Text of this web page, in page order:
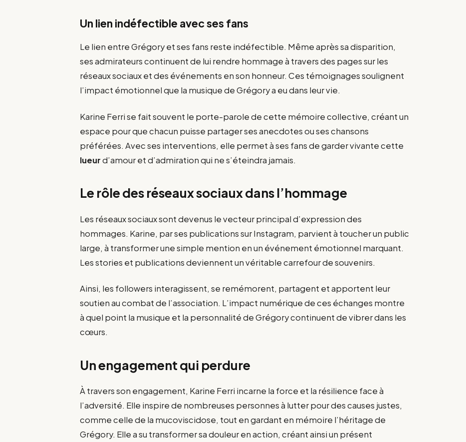
Un lien indéfectible avec ses fans
Le lien entre Grégory et ses fans reste indéfectible. Même après sa disparition,
ses admirateurs continuent de lui rendre hommage à travers des pages sur les
réseaux sociaux et des événements en son honneur. Ces témoignages soulignent
l’impact émotionnel que la musique de Grégory a eu dans leur vie.
Karine Ferri se fait souvent le porte-parole de cette mémoire collective, créant un
espace pour que chacun puisse partager ses anecdotes ou ses chansons
préférées. Avec ses interventions, elle permet à ses fans de garder vivante cette
lueurd’amour et d’admiration qui ne s’éteindra jamais.
Le rôle des réseaux sociaux dans l’hommage
Les réseaux sociaux sont devenus le vecteur principal d’expression des
hommages. Karine, par ses publications sur Instagram, parvient à toucher un public
large, à transformer une simple mention en un événement émotionnel marquant.
Les stories et publications deviennent un véritable carrefour de souvenirs.
Ainsi, les followers interagissent, se remémorent, partagent et apportent leur
soutien au combat de l’association. L’impact numérique de ces échanges montre
à quel point la musique et la personnalité de Grégory continuent de vibrer dans les
cœurs.
Un engagement qui perdure
À travers son engagement, Karine Ferri incarne la force et la résilience face à
l’adversité. Elle inspire de nombreuses personnes à lutter pour des causes justes,
comme celle de la mucoviscidose, tout en gardant en mémoire l’héritage de
Grégory. Elle a su transformer sa douleur en action, créant ainsi un présent